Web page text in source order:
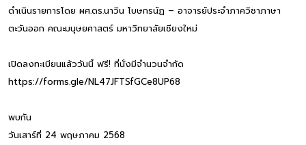
ดำเนินรายการโดย ผศ.ดร.นาวิน โบษกรนัฏ – อาจารย์ประจำภาควิชาภาษา
ตะวันออก คณะมนุษยศาสตร์ มหาวิทยาลัยเชียงใหม่
เปิดลงทะเบียนแล้ววันนี้ ฟรี! ที่นั่งมีจำนวนจำกัด
https://forms.gle/NL47JFTSfGCe8UP68
พบกัน
วันเสาร์ที่ 24 พฤษภาคม 2568